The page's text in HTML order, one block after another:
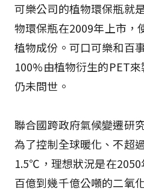
可樂公司的植物環保瓶就
物環保瓶在2009年上市，
植物成份。可口可樂和百
100%由植物衍生的PET
仍未問世。
聯合國跨政府氣候變遷研
為了控制全球暖化、不超
1.5℃，理想狀況是在
百億到幾千億公噸的二氧